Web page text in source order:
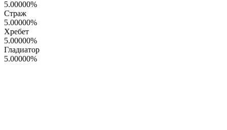
5.00000%
Страж
5.00000%
Хребет
5.00000%
Гладиатор
5.00000%